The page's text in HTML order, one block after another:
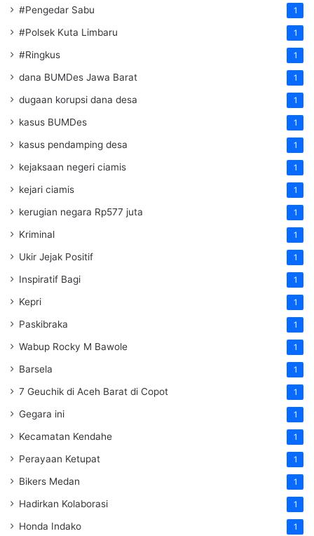
#Pengedar Sabu 1
#Polsek Kuta Limbaru 1
#Ringkus 1
dana BUMDes Jawa Barat 1
dugaan korupsi dana desa 1
kasus BUMDes 1
kasus pendamping desa 1
kejaksaan negeri ciamis 1
kejari ciamis 1
kerugian negara Rp577 juta 1
Kriminal 1
Ukir Jejak Positif 1
Inspiratif Bagi 1
Kepri 1
Paskibraka 1
Wabup Rocky M Bawole 1
Barsela 1
7 Geuchik di Aceh Barat di Copot 1
Gegara ini 1
Kecamatan Kendahe 1
Perayaan Ketupat 1
Bikers Medan 1
Hadirkan Kolaborasi 1
Honda Indako 1